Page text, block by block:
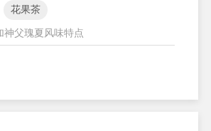
花果茶
神父瑰夏风味特点